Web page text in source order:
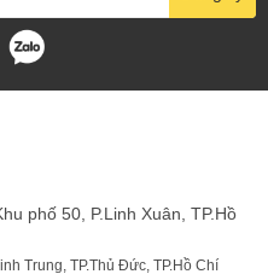
phố 50, P.Linh Xuân, TP.Hồ
Trung, TP.Thủ Đức, TP.Hồ Chí